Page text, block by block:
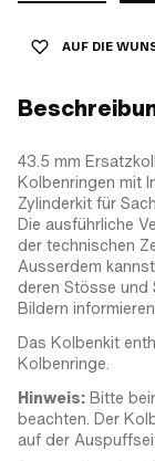
AUF DIE
43.5 mm
Kolbenringen mit
Zylinderkit für
Die ausführliche
der technischen
Ausserdem
deren Stösse und
Bildern
Das Kolbenkit
Kolbenringe.
Hinweis: Bitte
beachten. Der
auf der